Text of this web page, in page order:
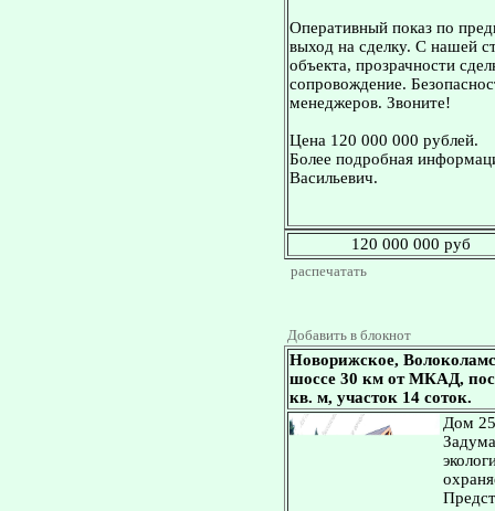
Оперативный показ по
выход на сделку. С нашей
объекта, прозрачности
сопровождение.
менеджеров. Звоните!
Цена 120 000 000 рублей.
Более подробная
Васильевич.
120 000 000 руб
распечатать
Добавить в блокнот
Новорижское,
шоссе 30 км от МКАД,
кв. м, участок 14 соток.
Дом